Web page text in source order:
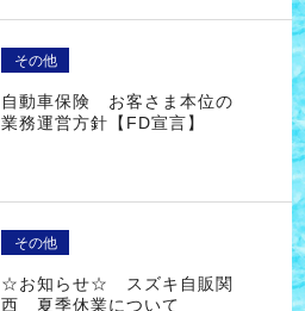
その他
自動車保険 お客さま本位の
業務運営方針【FD宣言】
その他
☆お知らせ☆ スズキ自販関
西 夏季休業について